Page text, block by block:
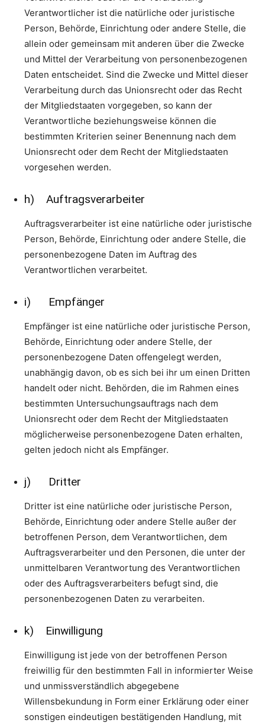
Verantwortlicher ist die natürliche oder juristische
Person, Behörde, Einrichtung oder andere Stelle, die
allein oder gemeinsam mit anderen über die Zwecke
und Mittel der Verarbeitung von personenbezogenen
Daten entscheidet. Sind die Zwecke und Mittel dieser
Verarbeitung durch das Unionsrecht oder das Recht
der Mitgliedstaaten vorgegeben, so kann der
Verantwortliche beziehungsweise können die
bestimmten Kriterien seiner Benennung nach dem
Unionsrecht oder dem Recht der Mitgliedstaaten
vorgesehen werden.
h) Auftragsverarbeiter
Auftragsverarbeiter ist eine natürliche oder juristische
Person, Behörde, Einrichtung oder andere Stelle, die
personenbezogene Daten im Auftrag des
Verantwortlichen verarbeitet.
i) Empfänger
Empfänger ist eine natürliche oder juristische Person,
Behörde, Einrichtung oder andere Stelle, der
personenbezogene Daten offengelegt werden,
unabhängig davon, ob es sich bei ihr um einen Dritten
handelt oder nicht. Behörden, die im Rahmen eines
bestimmten Untersuchungsauftrags nach dem
Unionsrecht oder dem Recht der Mitgliedstaaten
möglicherweise personenbezogene Daten erhalten,
gelten jedoch nicht als Empfänger.
j) Dritter
Dritter ist eine natürliche oder juristische Person,
Behörde, Einrichtung oder andere Stelle außer der
betroffenen Person, dem Verantwortlichen, dem
Auftragsverarbeiter und den Personen, die unter der
unmittelbaren Verantwortung des Verantwortlichen
oder des Auftragsverarbeiters befugt sind, die
personenbezogenen Daten zu verarbeiten.
k) Einwilligung
Einwilligung ist jede von der betroffenen Person
freiwillig für den bestimmten Fall in informierter Weise
und unmissverständlich abgegebene
Willensbekundung in Form einer Erklärung oder einer
sonstigen eindeutigen bestätigenden Handlung, mit